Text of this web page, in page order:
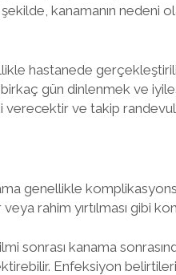
şekilde, kanamanın
hastanede
birkaç gün dinlenmek ve
verecektir ve takip
genellikle
veya rahim yırtılması gibi
sonrası kanama
Enfeksiyon belirtileri